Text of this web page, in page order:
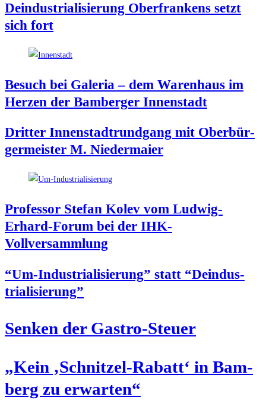
Deindus­tria­li­sie­rung Ober­fran­kens setzt
sich fort
Besuch bei Gale­ria – dem Waren­haus im
Her­zen der Bam­ber­ger Innenstadt
Drit­ter Innen­stadt­rund­gang mit Ober­bür­
ger­meis­ter M. Niedermaier
Pro­fes­sor Ste­fan Kolev vom Lud­wig-
Erhard-Forum bei der IHK-
Vollversammlung
“Um-Indus­tria­li­sie­rung” statt “Deindus­
tria­li­sie­rung”
Sen­ken der Gastro-Steuer
„Kein ‚Schnit­zel-Rabatt‘ in Bam­
berg zu erwarten“